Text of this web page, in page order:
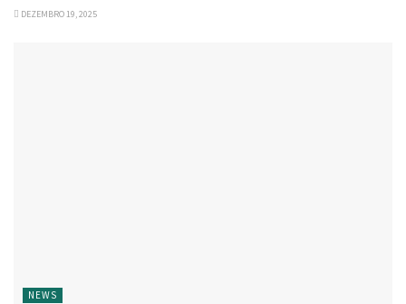
DEZEMBRO 19, 2025
NEWS